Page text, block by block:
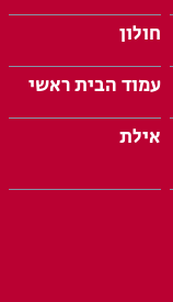
חולון
עמוד הבית ראשי
אילת